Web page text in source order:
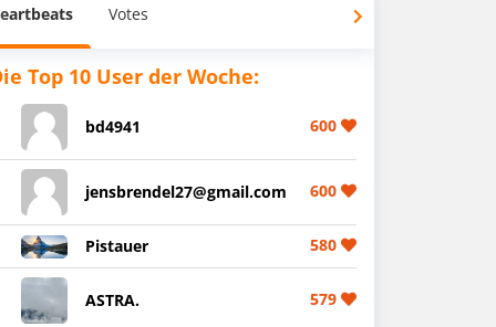
Votes
Top 10 User der Woche:
bd4941 600
jensbrendel27@gmail.com 600
Pistauer 580
ASTRA. 579